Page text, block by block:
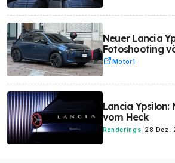
Neuer Lancia
Fotoshooting
Motor1
Lancia Ypsilon:
vom Heck
Renderings- 28 Dez.